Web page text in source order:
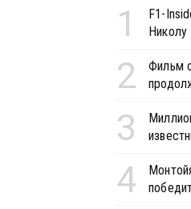
1
F1-
2
Фильм
3
4